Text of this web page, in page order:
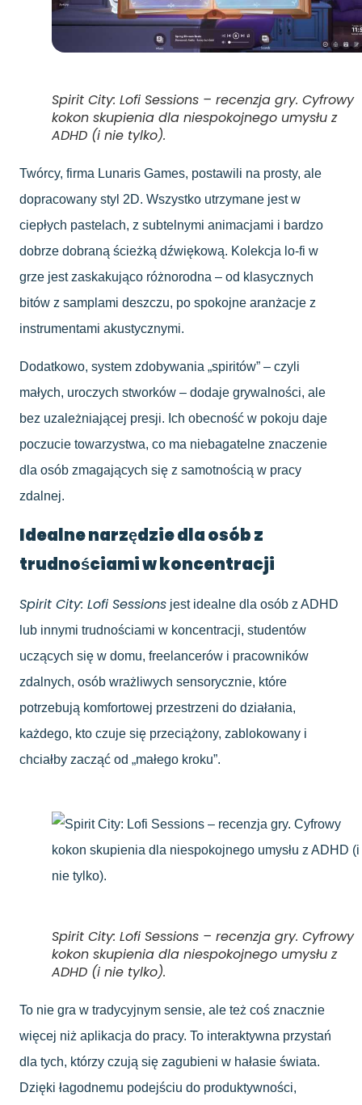
Spirit City: Lofi Sessions – recenzja gry. Cyfrowy
kokon skupienia dla niespokojnego umysłu z
ADHD (i nie tylko).
Twórcy, firma Lunaris Games, postawili na prosty, ale
dopracowany styl 2D. Wszystko utrzymane jest w
ciepłych pastelach, z subtelnymi animacjami i bardzo
dobrze dobraną ścieżką dźwiękową. Kolekcja lo-fi w
grze jest zaskakująco różnorodna – od klasycznych
bitów z samplami deszczu, po spokojne aranżacje z
instrumentami akustycznymi.
Dodatkowo, system zdobywania „spiritów” – czyli
małych, uroczych stworków – dodaje grywalności, ale
bez uzależniającej presji. Ich obecność w pokoju daje
poczucie towarzystwa, co ma niebagatelne znaczenie
dla osób zmagających się z samotnością w pracy
zdalnej.
Idealne narzędzie dla osób z
trudnościami w koncentracji
Spirit City: Lofi Sessions jest idealne dla osób z ADHD
lub innymi trudnościami w koncentracji, studentów
uczących się w domu, freelancerów i pracowników
zdalnych, osób wrażliwych sensorycznie, które
potrzebują komfortowej przestrzeni do działania,
każdego, kto czuje się przeciążony, zablokowany i
chciałby zacząć od „małego kroku”.
Spirit City: Lofi Sessions – recenzja gry. Cyfrowy
kokon skupienia dla niespokojnego umysłu z
ADHD (i nie tylko).
To nie gra w tradycyjnym sensie, ale też coś znacznie
więcej niż aplikacja do pracy. To interaktywna przystań
dla tych, którzy czują się zagubieni w hałasie świata.
Dzięki łagodnemu podejściu do produktywności,